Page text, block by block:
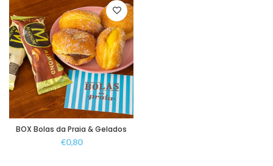
BOX Bolas da Praia & Gelados
€0,80